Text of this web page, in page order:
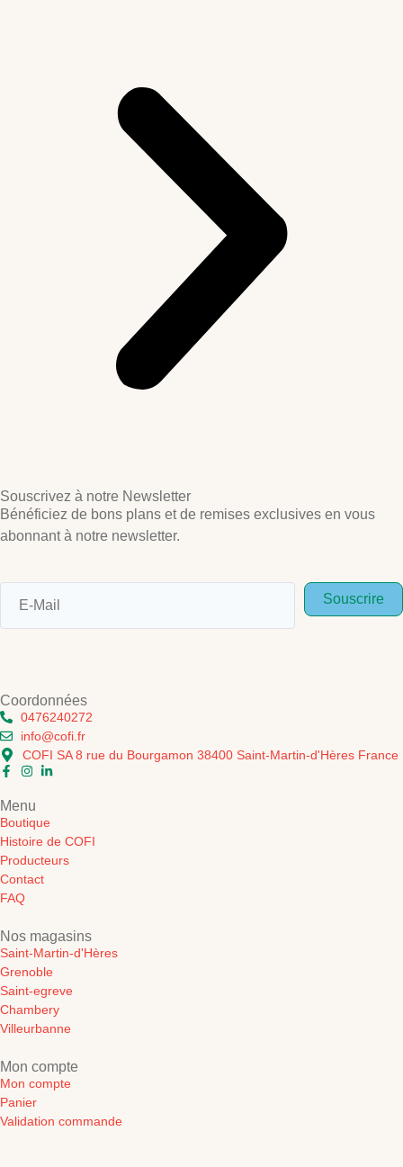
Souscrivez à notre Newsletter
Bénéficiez de bons plans et de remises exclusives en vous
abonnant à notre newsletter.
Souscrire
Coordonnées
0476240272
info@cofi.fr
COFI SA 8 rue du Bourgamon 38400 Saint-Martin-d'Hères France
Menu
Boutique
Histoire de COFI
Producteurs
Contact
FAQ
Nos magasins
Saint-Martin-d'Hères
Grenoble
Saint-egreve
Chambery
Villeurbanne
Mon compte
Mon compte
Panier
Validation commande